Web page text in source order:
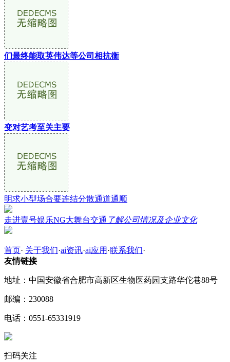
们最终能取英伟达等公司相抗衡
变对艺考至关主要
明求小型场合要连结分散通道通顺
走进壹号娱乐NG大舞台交通 了解公司情况及企业文化
首页· 关于我们·ai资讯·ai应用 ·联系我们·
友情链接
地址：中国安徽省合肥市高新区生物医药园支路华佗巷88号
邮编：230088
电话：0551-65331919
扫码关注